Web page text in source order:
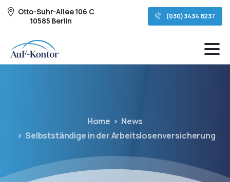
Otto-Suhr-Allee 106 C
10585 Berlin
(030) 3434 8237
Home
News
Selbstständige in der Arbeitslosenversicherung